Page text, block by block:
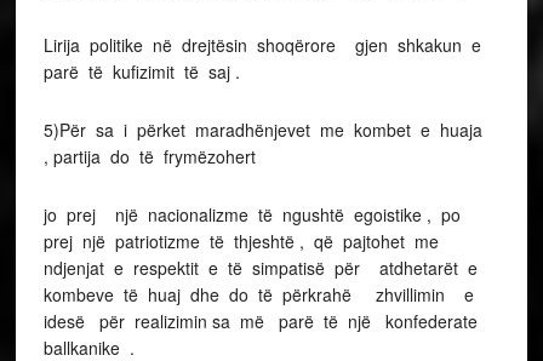
Lirija politike në drejtësin shoqërore gjen shkakun e
parë të kufizimit të saj .
5)Për sa i përket maradhënjevet me kombet e huaja
, partija do të frymëzohert
jo prej një nacionalizme të ngushtë egoistike , po
prej një patriotizme të thjeshtë , që pajtohet me
ndjenjat e respektit e të simpatisë për atdhetarët e
kombeve të huaj dhe do të përkrahë zhvillimin e
idesë për realizimin sa më parë të një konfederate
ballkanike .